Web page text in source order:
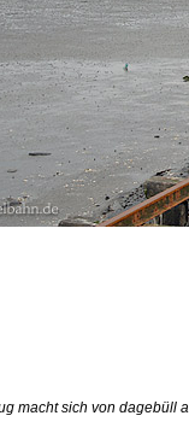
macht sich von dagebüll